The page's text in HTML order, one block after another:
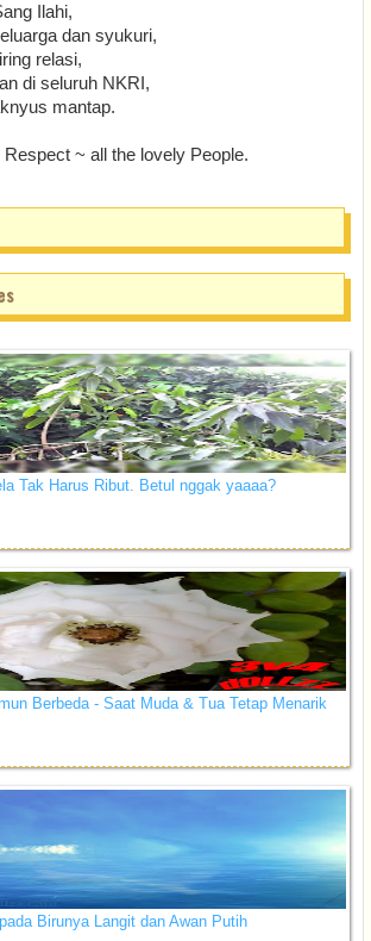
Ilahi,
dan syukuri,
relasi,
di seluruh NKRI,
mantap.
~ all the lovely People.
Tak Harus Ribut. Betul nggak yaaaa?
Berbeda - Saat Muda & Tua Tetap Menarik
Birunya Langit dan Awan Putih